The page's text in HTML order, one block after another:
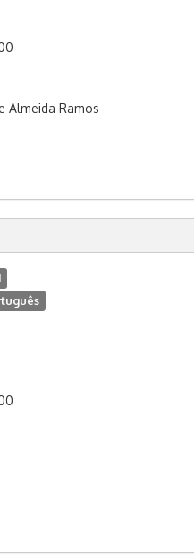
Almeida Ramos